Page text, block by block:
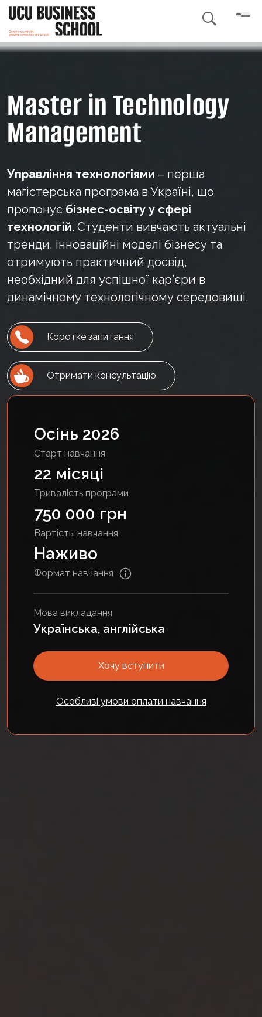

Master in Technology
Management
Управління технологіями – перша
магістерська програма в Україні, що
пропонує бізнес-освіту у сфері
технологій. Студенти вивчають актуальні
тренди, інноваційні моделі бізнесу та
отримують практичний досвід,
необхідний для успішної кар’єри в
динамічному технологічному середовищі.
Коротке запитання
Отримати консультацію
Осінь 2026
Старт навчання
22 місяці
Тривалість програми
750 000 грн
Вартість. навчання
Наживо
Формат навчання
Мова викладання
Українська, англійська
Хочу вступити
Особливі умови оплати навчання